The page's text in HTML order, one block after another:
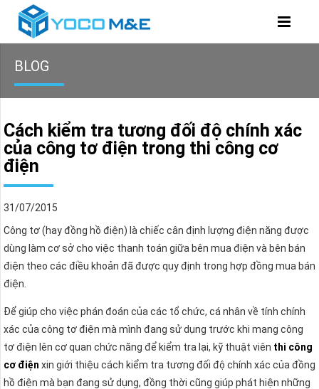
BLOG
Cách kiểm tra tương đối độ chính xác
của công tơ điện trong thi công cơ
điện
31/07/2015
Công tơ (hay đồng hồ điện) là chiếc cân định lượng điện năng được
dùng làm cơ sở cho việc thanh toán giữa bên mua điện và bên bán
điện theo các điều khoản đã được quy định trong hợp đồng mua bán
điện.
Để giúp cho việc phán đoán của các tổ chức, cá nhân về tính chính
xác của công tơ điện mà mình đang sử dụng trước khi mang công
tơ điện lên cơ quan chức năng để kiểm tra lại, kỹ thuật viên thi công
cơ điện xin giới thiệu cách kiểm tra tương đối độ chính xác của đồng
hồ điện mà bạn đang sử dụng, đồng thời cũng giúp phát hiện những